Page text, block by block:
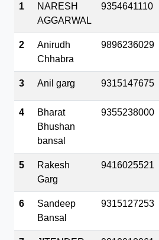
1
NARESH
AGGARWAL
9354641110
2
Anirudh
Chhabra
9896236029
3 Anil garg 9315147675
4
Bharat
Bhushan
bansal
9355238000
5
Rakesh
Garg
9416025521
6
Sandeep
Bansal
9315127253